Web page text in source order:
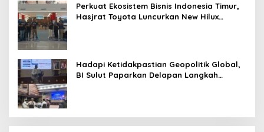
Perkuat Ekosistem Bisnis Indonesia Timur,
Hasjrat Toyota Luncurkan New Hilux
Hadapi Ketidakpastian Geopolitik Global,
BI Sulut Paparkan Delapan Langkah